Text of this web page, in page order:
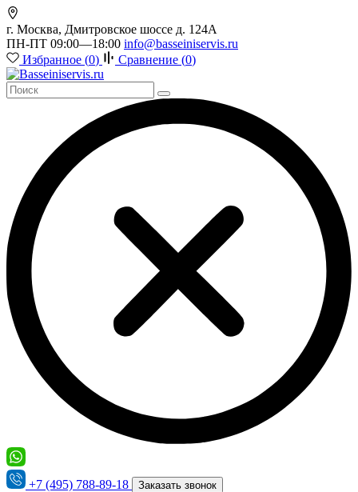
г. Москва, Дмитровское шоссе д. 124А
ПН-ПТ 09:00—18:00 info@basseiniservis.ru
Избранное (0) Сравнение (0)
+7 (495) 788-89-18 Заказать звонок